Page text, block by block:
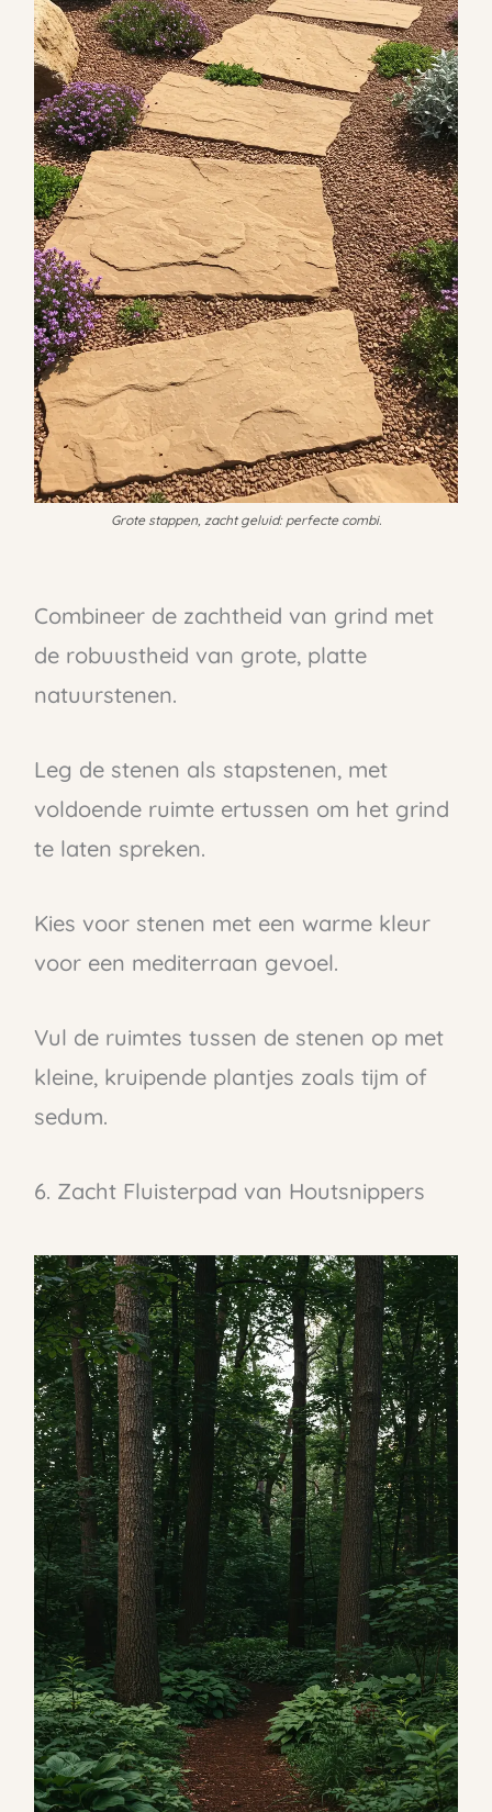
Grote stappen, zacht geluid: perfecte combi.
Combineer de zachtheid van grind met
de robuustheid van grote, platte
natuurstenen.
Leg de stenen als stapstenen, met
voldoende ruimte ertussen om het grind
te laten spreken.
Kies voor stenen met een warme kleur
voor een mediterraan gevoel.
Vul de ruimtes tussen de stenen op met
kleine, kruipende plantjes zoals tijm of
sedum.
6. Zacht Fluisterpad van Houtsnippers